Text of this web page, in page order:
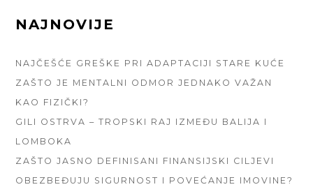
FOOTER
NAJNOVIJE
NAJČEŠĆE GREŠKE PRI ADAPTACIJI STARE KUĆE
ZAŠTO JE MENTALNI ODMOR JEDNAKO VAŽAN
KAO FIZIČKI?
GILI OSTRVA – TROPSKI RAJ IZMEĐU BALIJA I
LOMBOKA
ZAŠTO JASNO DEFINISANI FINANSIJSKI CILJEVI
OBEZBEĐUJU SIGURNOST I POVEĆANJE IMOVINE?